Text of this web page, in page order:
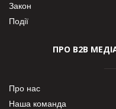
Закон
Події
ПРО В2В
Про нас
Наша команда